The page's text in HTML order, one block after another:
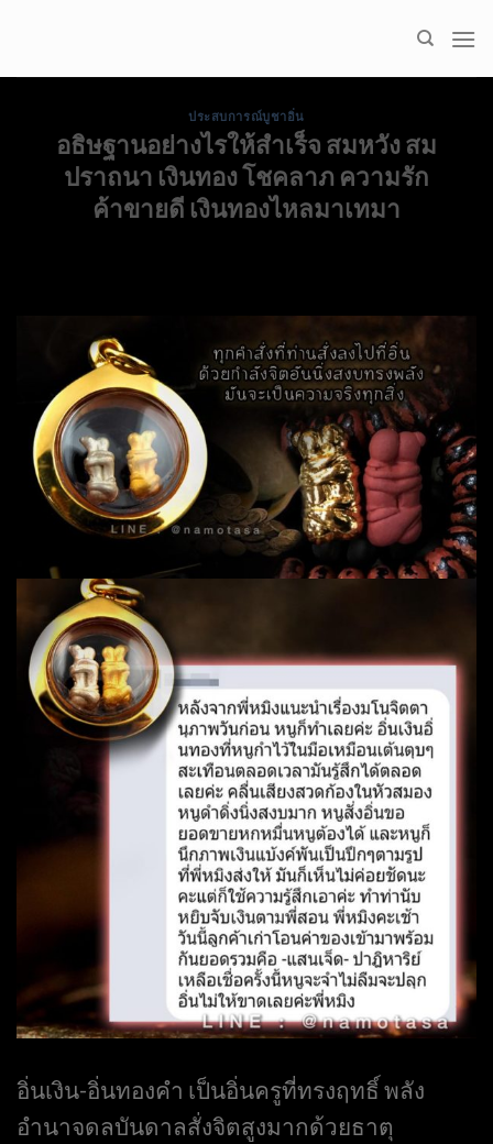
ประสบการณ์บูชาอิ่น
อธิษฐานอย่างไรให้สำเร็จ สมหวัง สม
ปราถนา เงินทอง โชคลาภ ความรัก
ค้าขายดี เงินทองไหลมาเทมา
อิ่นเงิน-อิ่นทองคำ เป็นอิ่นครูที่ทรงฤทธิ์ พลัง
อำนาจดลบันดาลสั่งจิตสูงมากด้วยธาตุ